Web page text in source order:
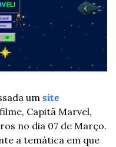
um site
Capitã Marvel,
no dia 07 de Março.
a temática em que